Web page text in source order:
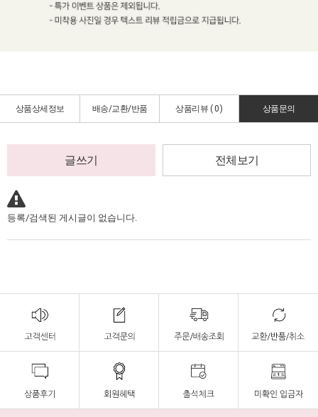
상품상세정보 배송/교환/반품 상품리뷰 ( 0) 상품문의
글쓰기 전체보기
등록/검색된 게시글이 없습니다.